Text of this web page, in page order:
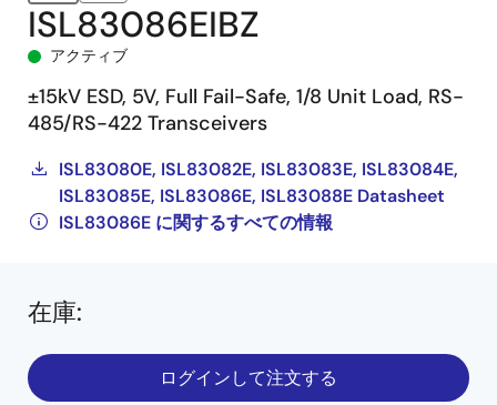
ISL83086EIBZ
アクティブ
±15kV ESD, 5V, Full Fail-Safe, 1/8 Unit Load, RS-
485/RS-422 Transceivers
ISL83080E, ISL83082E, ISL83083E, ISL83084E,
ISL83085E, ISL83086E, ISL83088E Datasheet
ISL83086E に関するすべての情報
在庫:
ログインして注文する